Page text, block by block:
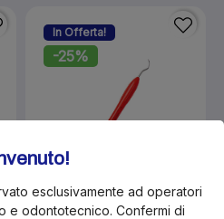
In Offerta!
-25%
esclusivamente ad operatori
e odontotecnico. Confermi di